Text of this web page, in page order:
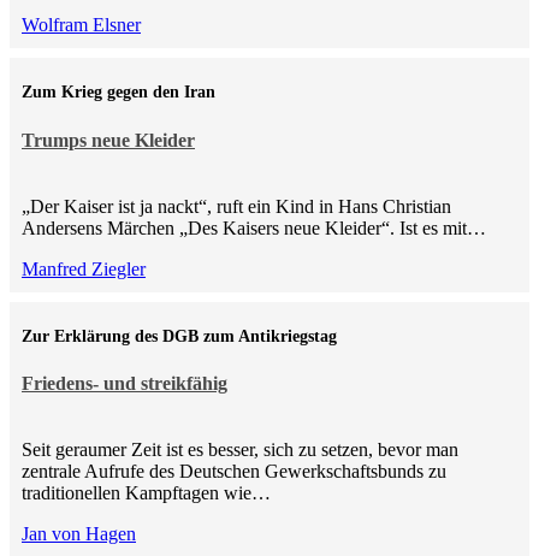
Wolfram Elsner
Trumps neue Kleider
Zum Krieg gegen den Iran
„Der Kaiser ist ja nackt“, ruft ein Kind in Hans Christian
Andersens Märchen „Des Kaisers neue Kleider“. Ist es mit…
Manfred Ziegler
Friedens- und streikfähig
Zur Erklärung des DGB zum Antikriegstag
Seit geraumer Zeit ist es besser, sich zu setzen, bevor man
zentrale Aufrufe des Deutschen Gewerkschaftsbunds zu
traditionellen Kampftagen wie…
Jan von Hagen